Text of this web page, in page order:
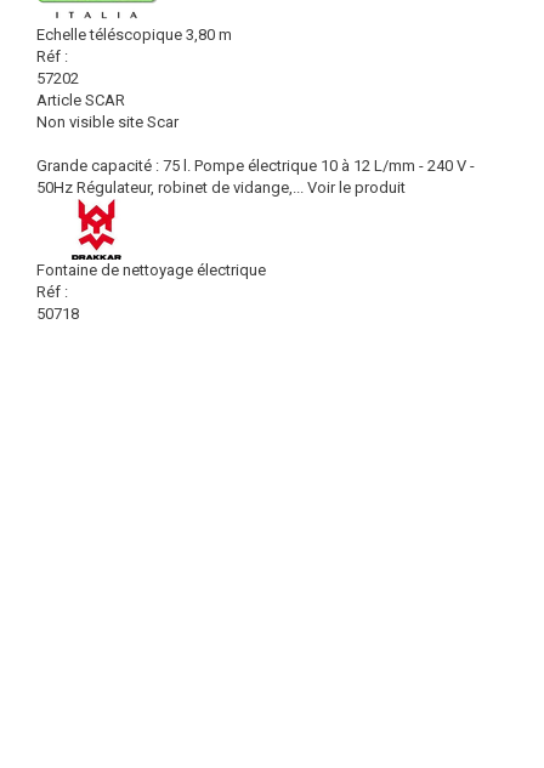
Echelle téléscopique 3,80 m
Réf :
57202
Article SCAR
Non visible site Scar
Grande capacité : 75 l. Pompe électrique 10 à 12 L/mm - 240 V -
50Hz Régulateur, robinet de vidange,... Voir le produit
Fontaine de nettoyage électrique
Réf :
50718